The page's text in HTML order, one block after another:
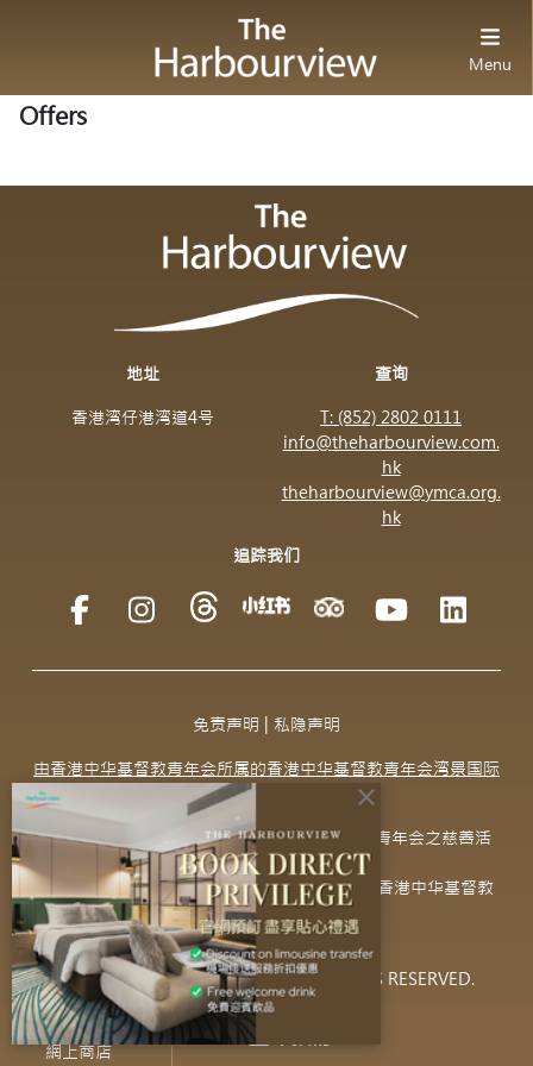
Menu
網上商店
立即預訂
Offers
地址
香港湾仔港湾道4号
查询
T: (852) 2802 0111
info@theharbourview.com.
hk
theharbourview@ymca.org.
hk
追踪我们
免责声明 私隐声明
由香港中华基督教青年会所属的香港中华基督教青年会湾景国际
有限公司营运
湾景国际所有营运收益均用作香港中华基督教青年会之慈善活
动，感谢支持！
为感谢 贵客入住和使用服务，贵客已自动成为香港中华基督教
青年会临时会友。
© 2023 THE HARBOURVIEW. ALL RIGHTS RESERVED.
close